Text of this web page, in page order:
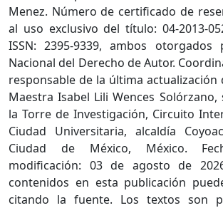
Menez. Número de certificado de
al uso exclusivo del título: 04-2013-
ISSN: 2395-9339, ambos
Nacional del Derecho de Autor.
responsable de la última actualización
Maestra Isabel Lili Wences
la Torre de Investigación, Circuito
Ciudad Universitaria, alcaldía
Ciudad de México, México.
modificación: 03 de agosto de
contenidos en esta publicación
citando la fuente. Los textos son